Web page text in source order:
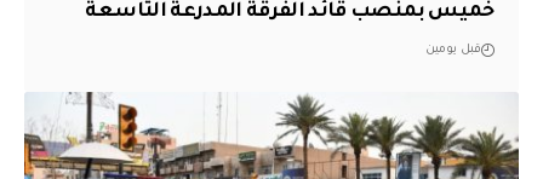
خميس بمنصب قائد الفرقة المدرعة التاسعة
قبل يومين